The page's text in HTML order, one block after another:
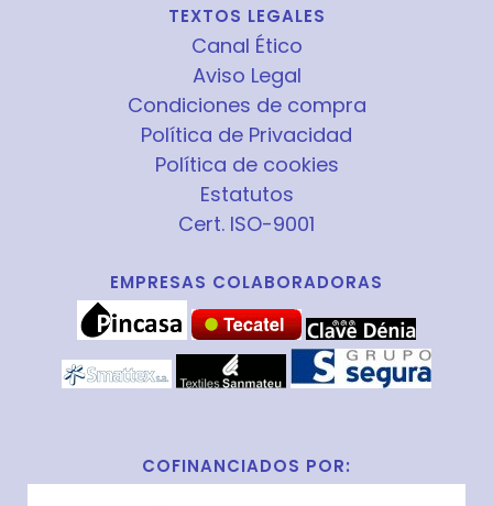
TEXTOS LEGALES
Canal Ético
Aviso Legal
Condiciones de compra
Política de Privacidad
Política de cookies
Estatutos
Cert. ISO-9001
EMPRESAS COLABORADORAS
COFINANCIADOS POR: